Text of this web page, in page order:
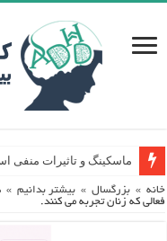
ماسکینگ و تاثیرات منفی
خانه » بزرگسال » بیشتر بدانیم »
فعالی که زنان تجربه می کنند.